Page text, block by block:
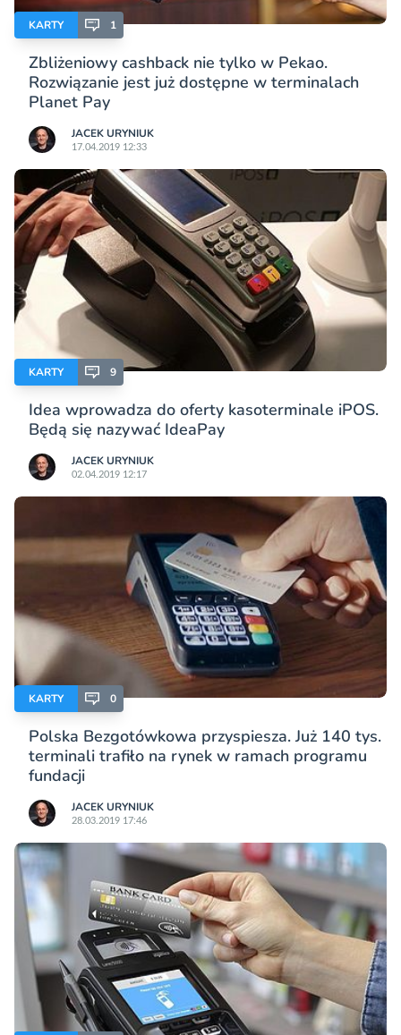
KARTY 1
Zbliżeniowy cashback nie tylko w Pekao.
Rozwiązanie jest już dostępne w terminalach
Planet Pay
JACEK URYNIUK
17.04.2019 12:33
KARTY 9
Idea wprowadza do oferty kasoterminale iPOS.
Będą się nazywać IdeaPay
JACEK URYNIUK
02.04.2019 12:17
KARTY 0
Polska Bezgotówkowa przyspiesza. Już 140 tys.
terminali trafiło na rynek w ramach programu
fundacji
JACEK URYNIUK
28.03.2019 17:46